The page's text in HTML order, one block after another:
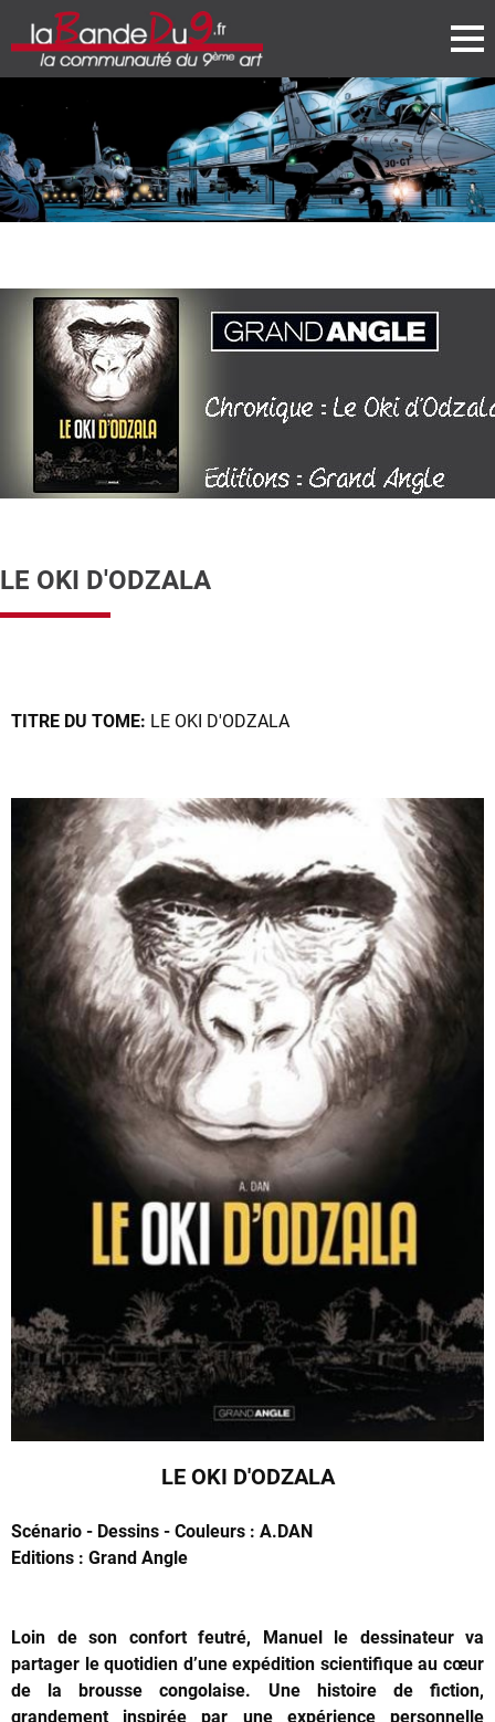
LE OKI D'ODZALA
TITRE DU TOME: LE OKI D'ODZALA
LE OKI D'ODZALA
Scénario - Dessins - Couleurs : A.DAN
Editions : Grand Angle
Loin de son confort feutré, Manuel le dessinateur va
partager le quotidien d’une expédition scientifique au cœur
de la brousse congolaise. Une histoire de fiction,
grandement inspirée par une expérience personnelle